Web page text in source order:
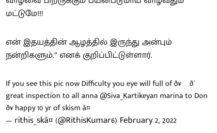
மட்டுமே!!!
என் இதயத்தின் ஆழத்தில் இருந்து அன்பும்
நன்றிகளும்.” எனக் குறிப்பிட்டுள்ளார்.
If you see this pic now Difficulty you eye will full of ð¥º ð¯
great inspection to all anna@Siva_Kartikeyan marina to Don
ð¥ happy 10 yr of skism â¤
— rithis_skâ¤ (@RithisKumar6) February 2, 2022